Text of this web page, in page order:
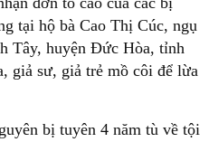
tại hộ bà Cao Thị Cúc, ngụ
Tây, huyện Đức Hòa, tỉnh
giả sư, giả trẻ mồ côi để lừa
bị tuyên 4 năm tù về tội